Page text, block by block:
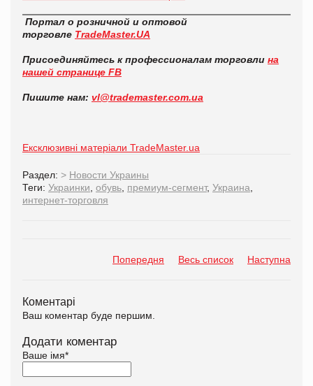
Портал о розничной и оптовой
торговле TradeMaster.UA
Присоединяйтесь к профессионалам торговли на
нашей странице FB
Пишите нам: vl@trademaster.com.ua
Ексклюзивні матеріали TradeMaster.ua
Раздел: > Новости Украины
Теги: Украинки обувь премиум-сегмент, Украина
интернет-торговля
Попередня Весь список Наступна
Коментарі
Ваш коментар буде першим.
Додати коментар
Ваше імя*